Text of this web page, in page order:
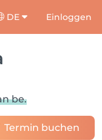
DE Einloggen
be.
Termin buchen